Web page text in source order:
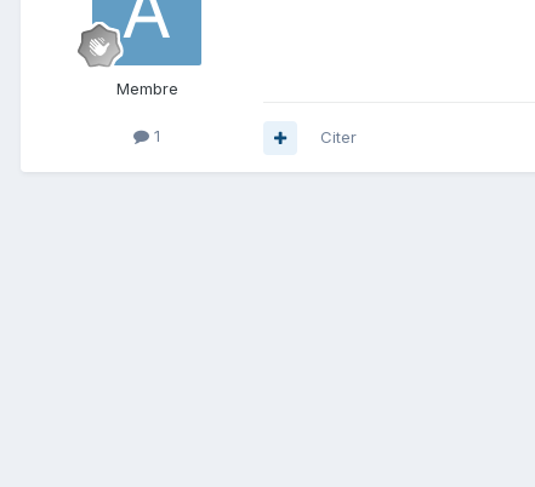
Membre
1 Citer